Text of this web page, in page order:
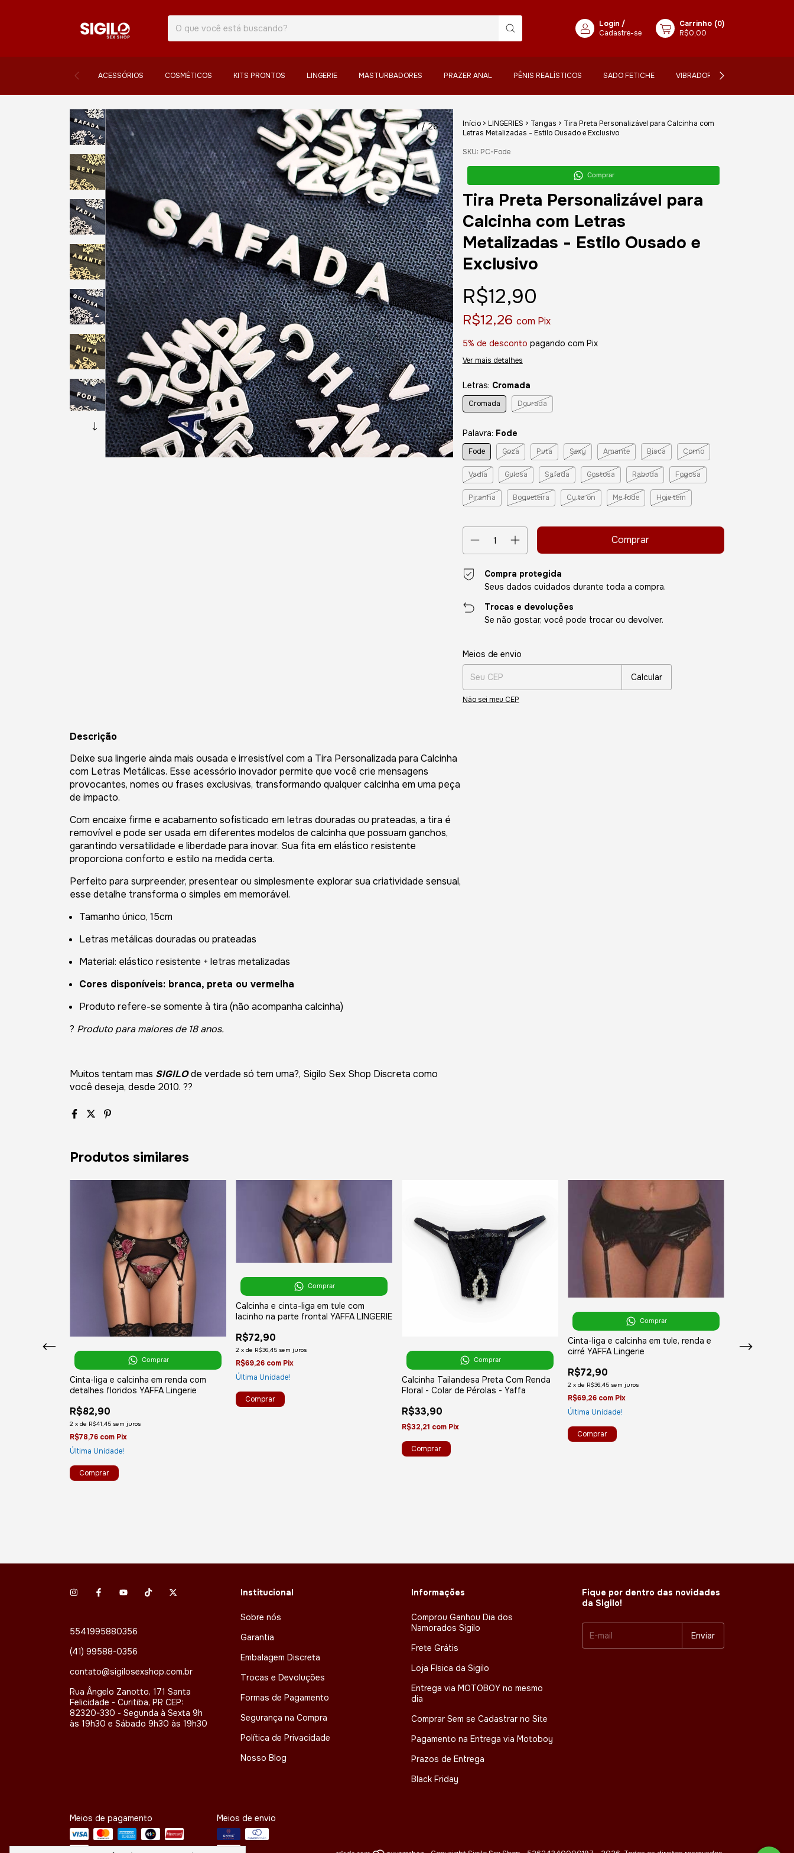
Login /
Cadastre-se
Carrinho (0)
R$0,00
ACESSÓRIOS COSMÉTICOS KITS PRONTOS LINGERIE MASTURBADORES PRAZER ANAL PÊNIS REALÍSTICOS SADO FETICHE VIBRADORES
1/26 Início > LINGERIES > Tangas > Tira Preta Personalizável para Calcinha com
Letras Metalizadas - Estilo Ousado e Exclusivo
SKU: PC-Fode
Comprar
Tira Preta Personalizável para
Calcinha com Letras
Metalizadas - Estilo Ousado e
Exclusivo
R$12,90
R$12,26 com Pix
5% de desconto pagando com Pix
Ver mais detalhes
Letras: Cromada
Cromada Dourada
Palavra: Fode
Fode Goza Puta Sexy Amante Bisca Corno
Vadia Gulosa Safada Gostosa Rabuda Fogosa
Piranha Boqueteira Cu ta on Me fode Hoje tem
Compra protegida
Seus dados cuidados durante toda a compra.
Trocas e devoluções
Se não gostar, você pode trocar ou devolver.
Entregas para o CEP:
Meios de envio
Calcular
Não sei meu CEP
Descrição
Deixe sua lingerie ainda mais ousada e irresistível com a Tira Personalizada para Calcinha
com Letras Metálicas. Esse acessório inovador permite que você crie mensagens
provocantes, nomes ou frases exclusivas, transformando qualquer calcinha em uma peça
de impacto.
Com encaixe firme e acabamento sofisticado em letras douradas ou prateadas, a tira é
removível e pode ser usada em diferentes modelos de calcinha que possuam ganchos,
garantindo versatilidade e liberdade para inovar. Sua fita em elástico resistente
proporciona conforto e estilo na medida certa.
Perfeito para surpreender, presentear ou simplesmente explorar sua criatividade sensual,
esse detalhe transforma o simples em memorável.
Tamanho único, 15cm
Letras metálicas douradas ou prateadas
Material: elástico resistente + letras metalizadas
Cores disponíveis: branca, preta ou vermelha
Produto refere-se somente à tira (não acompanha calcinha)
? Produto para maiores de 18 anos.
Muitos tentam mas SIGILO de verdade só tem uma?, Sigilo Sex Shop Discreta como
você deseja, desde 2010. ??
Produtos similares
Comprar
Cinta-liga e calcinha em renda com
detalhes floridos YAFFA Lingerie
R$82,90
2 x de R$41,45 sem juros
R$78,76 com Pix
Última Unidade!
Comprar
Calcinha e cinta-liga em tule com
lacinho na parte frontal YAFFA LINGERIE
R$72,90
2 x de R$36,45 sem juros
R$69,26 com Pix
Última Unidade!
Comprar
Calcinha Tailandesa Preta Com Renda
Floral - Colar de Pérolas - Yaffa
R$33,90
R$32,21 com Pix
Comprar
Cinta-liga e calcinha em tule, renda e
cirré YAFFA Lingerie
R$72,90
2 x de R$36,45 sem juros
R$69,26 com Pix
Última Unidade!
5541995880356
(41) 99588-0356
contato@sigilosexshop.com.br
Rua Ângelo Zanotto, 171 Santa
Felicidade - Curitiba, PR CEP:
82320-330 - Segunda à Sexta 9h
às 19h30 e Sábado 9h30 às 19h30
Institucional
Sobre nós
Garantia
Embalagem Discreta
Trocas e Devoluções
Formas de Pagamento
Segurança na Compra
Política de Privacidade
Nosso Blog
Informações
Comprou Ganhou Dia dos
Namorados Sigilo
Frete Grátis
Loja Física da Sigilo
Entrega via MOTOBOY no mesmo
dia
Comprar Sem se Cadastrar no Site
Pagamento na Entrega via Motoboy
Prazos de Entrega
Black Friday
Fique por dentro das novidades
da Sigilo!
Meios de pagamento Meios de envio